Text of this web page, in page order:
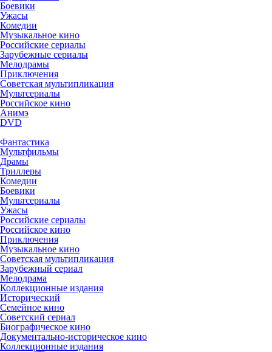
Боевики
Ужасы
Комедии
Музыкальное кино
Российские сериалы
Зарубежные сериалы
Мелодрамы
Приключения
Советская мультипликация
Мультсериалы
Российское кино
Анимэ
DVD
Фантастика
Мультфильмы
Драмы
Триллеры
Комедии
Боевики
Мультсериалы
Ужасы
Российские сериалы
Российское кино
Приключения
Музыкальное кино
Советская мультипликация
Зарубежный сериал
Мелодрама
Коллекционные издания
Исторический
Семейное кино
Советский сериал
Биографическое кино
Документально-историческое кино
Коллекционные издания